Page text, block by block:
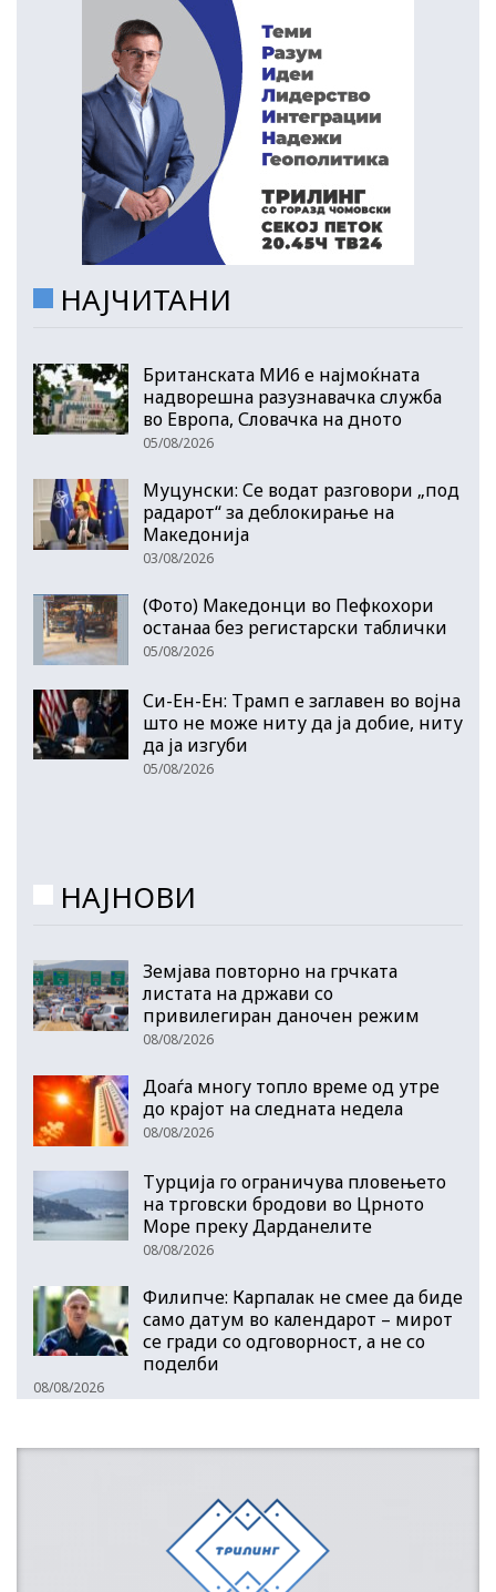
НАЈЧИТАНИ
Британската МИ6 е најмоќната
надворешна разузнавачка служба
во Европа, Словачка на дното
05/08/2026
Муцунски: Се водат разговори „под
радарот“ за деблокирање на
Македонија
03/08/2026
(Фото) Македонци во Пефкохори
останаа без регистарски таблички
05/08/2026
Си-Ен-Ен: Трамп е заглавен во војна
што не може ниту да ја добие, ниту
да ја изгуби
05/08/2026
НАЈНОВИ
Земјава повторно на грчката
листата на држави со
привилегиран даночен режим
08/08/2026
Доаѓа многу топло време од утре
до крајот на следната недела
08/08/2026
Турција го ограничува пловењето
на трговски бродови во Црното
Море преку Дарданелите
08/08/2026
Филипче: Карпалак не смее да биде
само датум во календарот – мирот
се гради со одговорност, а не со
поделби
08/08/2026